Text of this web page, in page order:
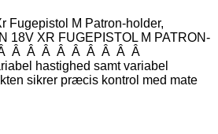
Fugepistol M Patron-holder,
18V XR FUGEPISTOL M PATRON-
Â Â Â Â Â Â Â Â Â Â
hastighed samt variabel
sikrer præcis kontrol med mate